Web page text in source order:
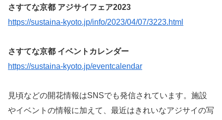
さすてな京都 アジサイフェア2023
https://sustaina-kyoto.jp/info/2023/04/07/3223.html
さすてな京都 イベントカレンダー
https://sustaina-kyoto.jp/eventcalendar
見頃などの開花情報はSNSでも発信されています。施設
やイベントの情報に加えて、最近はきれいなアジサイの写